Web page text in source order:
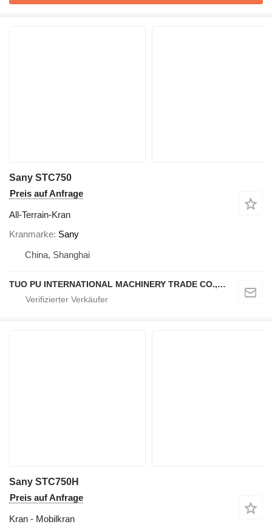
Sany STC750
Preis auf Anfrage
All-Terrain-Kran
Kranmarke Sany
China, Shanghai
TUO PU INTERNATIONAL MACHINERY TRADE CO., LTD
Sany STC750H
Preis auf Anfrage
Kran - Mobilkran